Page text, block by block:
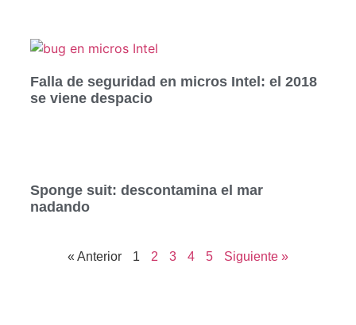
Falla de seguridad en micros Intel: el 2018
se viene despacio
Sponge suit: descontamina el mar
nadando
« Anterior 1 2 3 4 5 Siguiente »